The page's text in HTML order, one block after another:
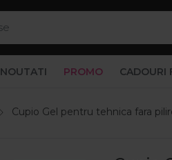
NOUTATI PROMO CADOURI
Cupio Gel pentru tehnica fara